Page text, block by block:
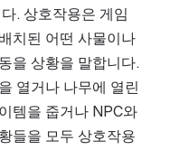
. 상호작용은 게임
치된 어떤 사물이나
을 상황을 말합니다.
열거나 나무에 열린
템을 줍거나 NPC와
들을 모두 상호작용